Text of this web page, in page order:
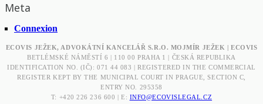
Meta
Connexion
ECOVIS JEŽEK, ADVOKÁTNÍ KANCELÁŘ S.R.O. MOJMÍR JEŽEK | ECOVIS
BETLÉMSKÉ NÁMĚSTÍ 6 | 110 00 PRAHA 1 | ČESKÁ REPUBLIKA
IDENTIFICATION NO. (IČ): 071 44 083 | REGISTERED IN THE COMMERCIAL
REGISTER KEPT BY THE MUNICIPAL COURT IN PRAGUE, SECTION C,
ENTRY NO. 295358
T: +420 226 236 600 | E: INFO@ECOVISLEGAL.CZ